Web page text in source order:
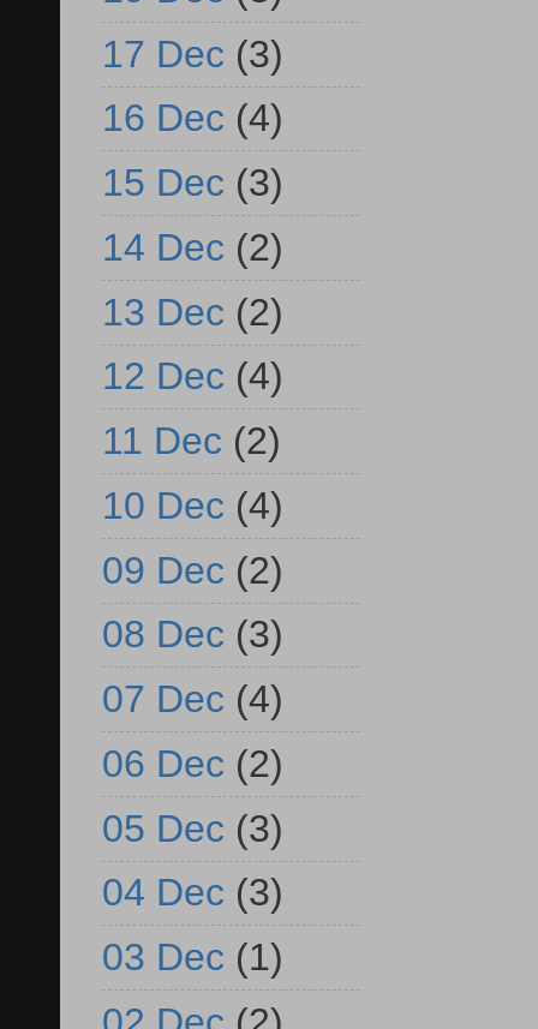
17 Dec (3)
16 Dec (4)
15 Dec (3)
14 Dec (2)
13 Dec (2)
12 Dec (4)
11 Dec (2)
10 Dec (4)
09 Dec (2)
08 Dec (3)
07 Dec (4)
06 Dec (2)
05 Dec (3)
04 Dec (3)
03 Dec (1)